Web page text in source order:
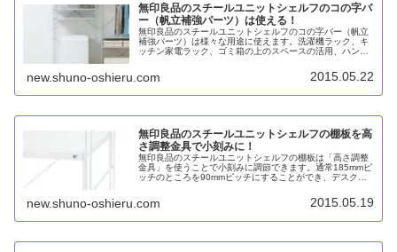
無印良品のスチールユニットシェルフのコの字バ
ー（帆立補強パーツ）は使える！
無印良品のスチールユニットシェルフのコの字バー（帆立
補強パーツ）は様々な用途に使えます。洗濯機ラック、キ
ッチン家電ラック、ゴミ箱の上のスペースの活用、ハンガ
new.shuno-oshieru.com 2015.05.22
無印良品のスチールユニットシェルフの棚板を高
さ調整金具で小刻みに！
無印良品のスチールユニットシェルフの棚板は「高さ調整
金具」を使うことで小刻みに調節できます。通常185mmピ
ッチのところを90mmピッチにすることができ、デスク天
new.shuno-oshieru.com 2015.05.19